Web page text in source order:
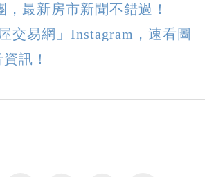
，最新房市新聞不錯過！
交易網」Instagram，速看圖
訊！